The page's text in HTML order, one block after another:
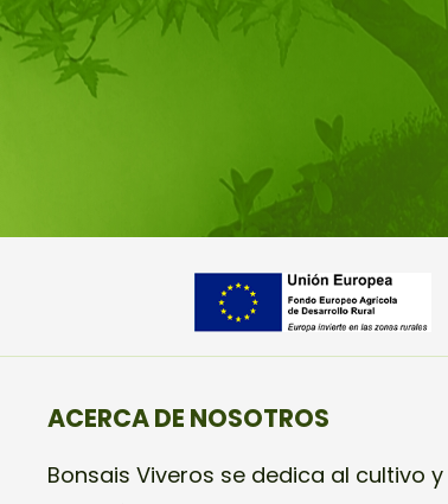
ACERCA DE NOSOTROS
Bonsais Viveros se dedica al cultivo y